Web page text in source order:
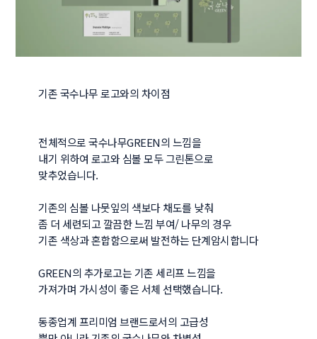
기존 국수나무 로고와의 차이점
전체적으로 국수나무GREEN의 느낌을
내기 위하여 로고와 심볼 모두 그린톤으로
맞추었습니다.
기존의 심볼 나뭇잎의 색보다 채도를 낮춰
좀 더 세련되고 깔끔한 느낌 부여/ 나무의 경우
기존 색상과 혼합함으로써 발전하는 단계암시합니다
GREEN의 추가로고는 기존 세리프 느낌을
가져가며 가시성이 좋은 서체 선택했습니다.
동종업계 프리미엄 브랜드로서의 고급성